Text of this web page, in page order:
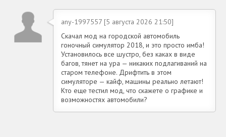
any-1997557 [5 августа 2026 21:50]
Скачал мод на городской автомобиль
гоночный симулятор 2018, и это просто имба!
Установилось все шустро, без каках в виде
багов, тянет на ура — никаких подлагиваний на
старом телефоне. Дрифтить в этом
симуляторе — кайф, машины реально летают!
Кто еще тестил мод, что скажете о графике и
возможностях автомобили?